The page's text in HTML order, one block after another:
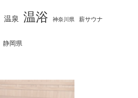
温泉 温浴 神奈川県 薪サウナ
静岡県